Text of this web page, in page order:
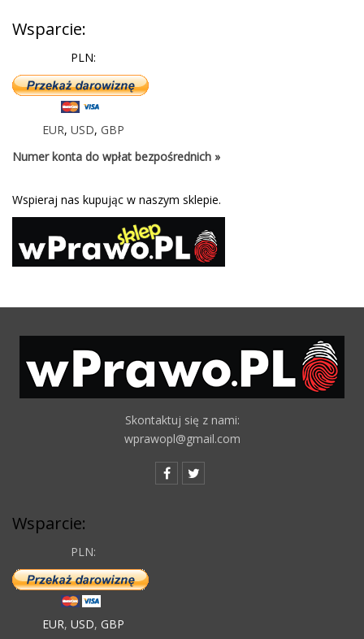
Wsparcie:
PLN:
EUR, USD, GBP
Numer konta do wpłat bezpośrednich »
Wspieraj nas kupując w naszym sklepie.
Skontaktuj się z nami:
wprawopl@gmail.com
Wsparcie:
PLN:
EUR, USD, GBP